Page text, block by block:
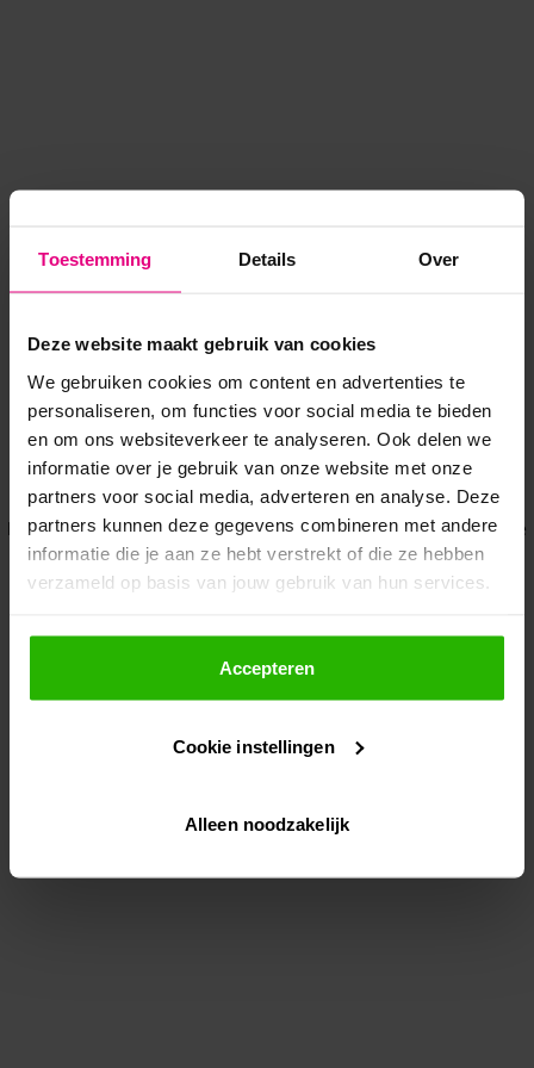
Toestemming Details Over
Deze website maakt gebruik van cookies
We gebruiken cookies om content en advertenties te
personaliseren, om functies voor social media te bieden
en om ons websiteverkeer te analyseren. Ook delen we
informatie over je gebruik van onze website met onze
partners voor social media, adverteren en analyse. Deze
partners kunnen deze gegevens combineren met andere
informatie die je aan ze hebt verstrekt of die ze hebben
verzameld op basis van jouw gebruik van hun services.
Als je op "Accepteer" klikt, dan geef je Voordeeluitjes.nl
toestemming om cookies voor social media en
gepersonaliseerde advertenties te plaatsen.
Lees hier meer over in onsprivacybeleid
Via "Cookie instellingen" kun je ook zelf instellen welke
Accepteren
Cookie instellingen
Alleen noodzakelijk
Application error: a client-side exception has occurred while
loadingwww.voordeeluitjes.nl (see the browser console for more
information).